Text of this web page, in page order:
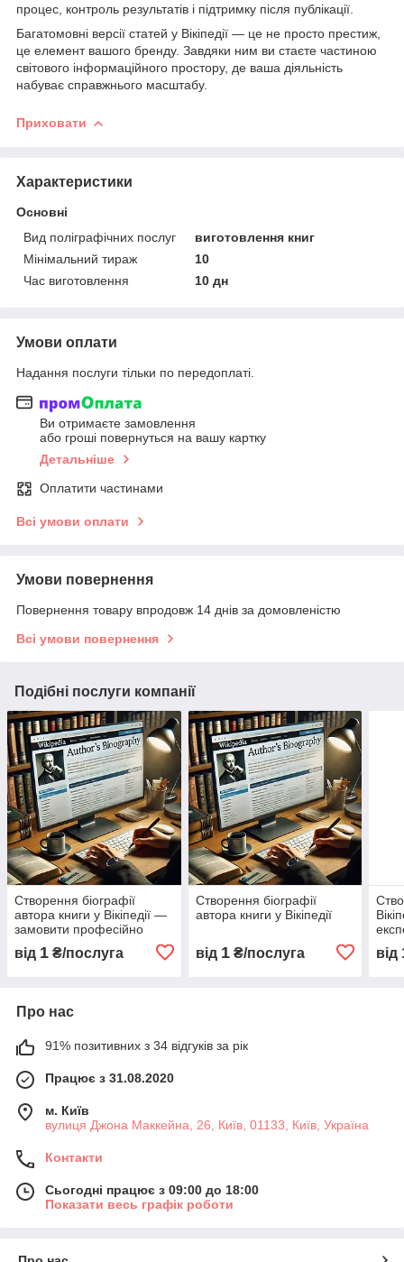
процес, контроль результатів і підтримку після публікації.
Багатомовні версії статей у Вікіпедії — це не просто престиж,
це елемент вашого бренду. Завдяки ним ви стаєте частиною
світового інформаційного простору, де ваша діяльність
набуває справжнього масштабу.
Приховати
Характеристики
Основні
Вид поліграфічних послуг
виготовлення книг
Мінімальний тираж
10
Час виготовлення
10 дн
Умови оплати
Надання послуги тільки по передоплаті.
Ви отримаєте замовлення
або гроші повернуться на вашу картку
Детальніше
Оплатити частинами
Всі умови оплати
Умови повернення
Повернення товару впродовж 14 днів за домовленістю
Всі умови повернення
Подібні послуги компанії
Створення біографії
автора книги у Вікіпедії —
замовити професійно
від 1 ₴/послуга
Створення біографії
автора книги у Вікіпедії
від 1₴/послуга від
Про нас
91% позитивних з 34 відгуків за рік
Працює з 31.08.2020
м. Київ
вулиця Джона Маккейна, 26, Київ, 01133, Київ, Україна
Контакти
Сьогодні працює з 09:00 до 18:00
Показати весь графік роботи